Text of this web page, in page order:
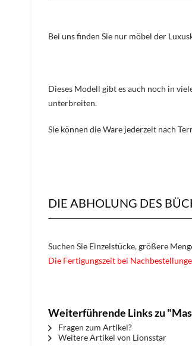
Bei uns finden Sie nur möbel der
Dieses Modell gibt es auch noch in
unterbreiten.
Sie können die Ware jederzeit nach
DIE ABHOLUNG DES
Suchen Sie Einzelstücke, größere
Die Fertigungszeit bei
Weiterführende Links zu
Fragen zum Artikel?
Weitere Artikel von Lionsstar